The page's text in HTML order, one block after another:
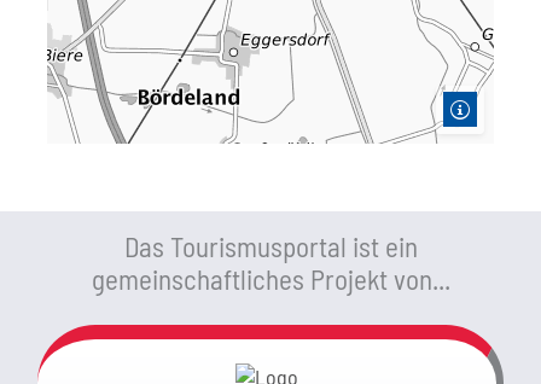
Das Tourismusportal ist ein
gemeinschaftliches Projekt von...